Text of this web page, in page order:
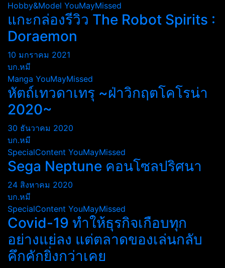
Hobby&Model YouMayMissed
แกะกล่องรีวิว The Robot Spirits :
Doraemon
10 มกราคม 2021
บก.หมี
Manga YouMayMissed
หัตถ์เทวดาเทรุ ~ฝ่าวิกฤตโคโรน่า
2020~
30 ธันวาคม 2020
บก.หมี
SpecialContent YouMayMissed
Sega Neptune คอนโซลปริศนา
24 สิงหาคม 2020
บก.หมี
SpecialContent YouMayMissed
Covid-19 ทำให้ธุรกิจเกือบทุก
อย่างแย่ลง แต่ตลาดของเล่นกลับ
คึกคักยิ่งกว่าเคย